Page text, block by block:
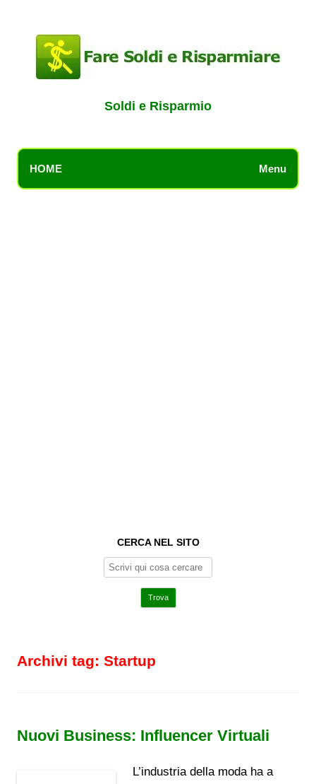
Soldi e Risparmio
HOME Menu
CERCA NEL SITO
Archivi tag: Startup
Nuovi Business: Influencer Virtuali
L’industria della moda ha a